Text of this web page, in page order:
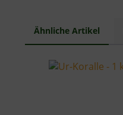
Ähnliche Artikel